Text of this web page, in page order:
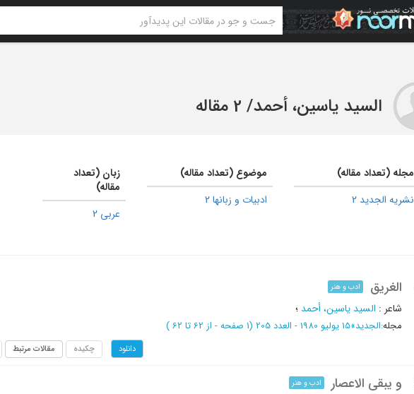
السید یاسین، أحمد/ 2 مقاله
مجله (تعداد مقاله)
نشریه الجدید 2
موضوع (تعداد مقاله)
ادبیات و زبانها 2
زبان (تعداد
مقاله)
عربی 2
الغریق ادب و هنر
شاعر : السید یاسین، أحمد ؛
مجله:الجدید»15 یولیو 1980 - العدد 205 (‎1 صفحه - از 62 تا 62 )
دانلود چکیده مقالات مرتبط
و یبقی الاعصار ادب و هنر